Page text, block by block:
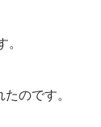
のです。